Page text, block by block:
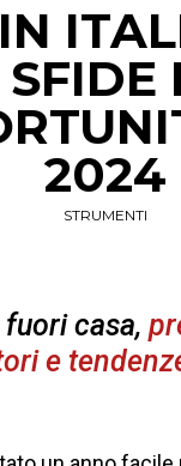
SFIDE
2024
STRUMENTI
casa,
e